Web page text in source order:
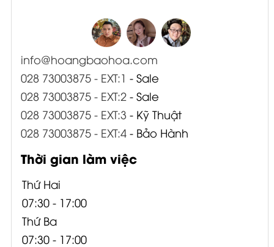
info@hoangbaohoa.com
028 73003875 - EXT:1 - Sale
028 73003875 - EXT:2- Sale
028 73003875 - EXT:3 - Kỹ Thuật
028 73003875 - EXT:4- Bảo Hành
Thời gian làm việc
Thứ Hai
07:30 - 17:00
Thứ Ba
07:30 - 17:00